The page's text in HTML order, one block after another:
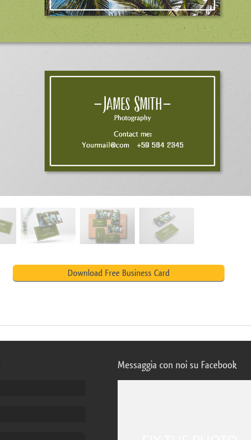
Servizi di ritocco del prodotto Servizi di ritocco gioielli
Download Free Business Card
Messaggia con noi su Facebook